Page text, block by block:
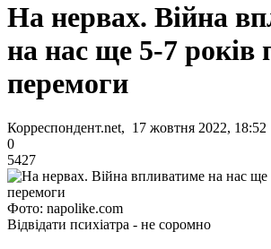
На нервах. Війна
на нас ще 5-7 років
перемоги
Корреспондент.net, 17 жовтня 2022, 18:52
0
5427
Фото: napolike.com
Відвідати психіатра - не соромно